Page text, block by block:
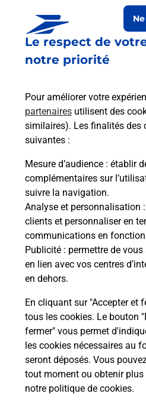
Le respect de
notre priorité
Pour améliorer votre
partenaires utilisent des
similaires). Les finalités des
suivantes :
Mesure d’audience : établir
complémentaires sur
suivre la navigation.
Analyse et personnalisation
clients et personnaliser en
communications en
Publicité : permettre de
en lien avec vos centres
en dehors.
En cliquant sur "Accepter et
tous les cookies. Le bouton
fermer" vous permet
les cookies nécessaires au
seront déposés. Vous
tout moment ou obtenir
notre politique de cookies.
Boîte aux lettres La
Prochaine collecte du
09h00
34230 Aumelas
Le lien s'ouvre dans un nouvel onglet
Boîte aux lettres La
Prochaine collecte du
09h00
Place Du Mas Arnaud
34230 Aumelas
Le lien s'ouvre dans un nouvel
Localiser Liste Boîtes aux lettres